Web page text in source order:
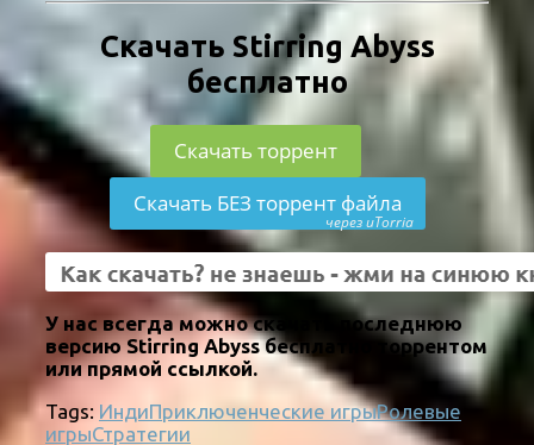
Скачать Stirring Abyss
бесплатно
Скачать торрент
Скачать БЕЗ торрент файла
через uTorria
У нас всегда можно скачать последнюю
версию Stirring Abyss бесплатно торрентом
или прямой ссылкой.
Tags: ИндиПриключенческие игрыРолевые
игрыСтратегии